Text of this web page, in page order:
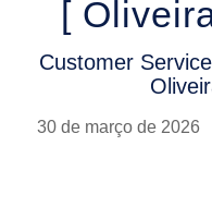
[
Customer
30 de março de 2026